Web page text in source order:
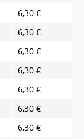
6,30 €
6,30 €
6,30 €
6,30 €
6,30 €
6,30 €
6,30 €